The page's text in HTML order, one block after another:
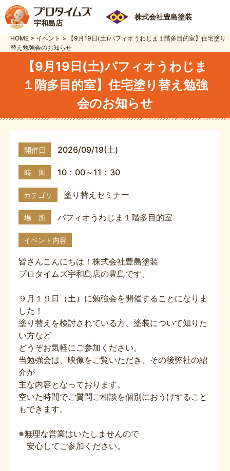
宇和島店
株式会社豊島塗装
HOME > イベント >
【9月19日(土)パフィオうわじま１階多目的室】住宅塗り
替え勉強会のお知らせ
【9月19日(土)パフィオうわじま
１階多目的室】住宅塗り替え勉強
会のお知らせ
開催日 2026/09/19(土)
時 間 10：00～11：30
カテゴリ 塗り替えセミナー
場 所 パフィオうわじま１階多目的室
イベント内容
皆さんこんにちは！株式会社豊島塗装
プロタイムズ宇和島店の豊島です。
９月１９日（土）に勉強会を開催することになりま
した！
塗り替えを検討されている方、塗装について知りた
い方など
どうぞお気軽にご参加ください。
当勉強会は、映像をご覧いただき、その後弊社の紹
介が
主な内容となっております。
空いた時間でご質問ご相談を個別におうけすること
もできます。
※無理な営業はいたしませんので
安心してご参加ください。